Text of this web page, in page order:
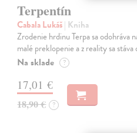
Terpentín
Cabala Lukáš| Kniha
Zrodenie hrdinu Terpa sa odohráva
malé preklopenie a z reality sa stáva
Na sklade ?
17,01 €
18,90 € ?